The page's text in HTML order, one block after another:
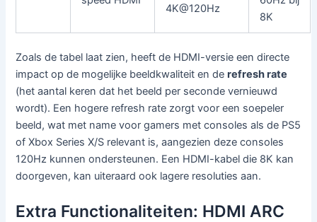
4K@120Hz
8K
Zoals de tabel laat zien, heeft de HDMI-versie een directe
impact op de mogelijke beeldkwaliteit en derefresh rate
(het aantal keren dat het beeld per seconde vernieuwd
wordt). Een hogere refresh rate zorgt voor een soepeler
beeld, wat met name voor gamers met consoles als de PS5
of Xbox Series X/S relevant is, aangezien deze consoles
120Hz kunnen ondersteunen. Een HDMI-kabel die 8K kan
doorgeven, kan uiteraard ook lagere resoluties aan.
Extra Functionaliteiten: HDMI ARC